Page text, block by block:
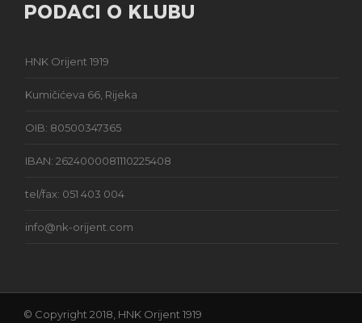
PODACI O KLUBU
HNK Orijent 1919
Kumičićeva 66, Rijeka
OIB: 80500347365
IBAN: 2624000081110225408
tel/fax: 051 403 004
info@nk-orijent.com
© Copyright 2018, HNK Orijent 1919